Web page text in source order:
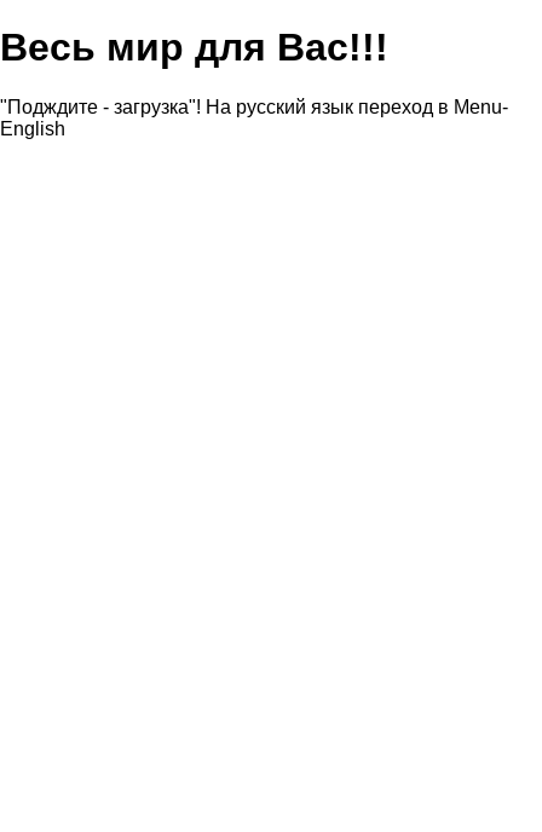
Весь мир для Вас!!!
"Подждите - загрузка"! На русский язык переход в Menu-
English